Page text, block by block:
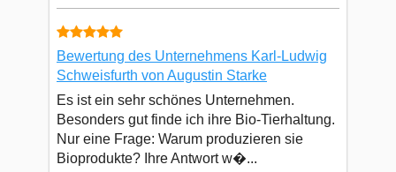
Bewertung des Unternehmens Karl-Ludwig
Schweisfurth von Augustin Starke
Es ist ein sehr schönes Unternehmen.
Besonders gut finde ich ihre Bio-Tierhaltung.
Nur eine Frage: Warum produzieren sie
Bioprodukte? Ihre Antwort w�...